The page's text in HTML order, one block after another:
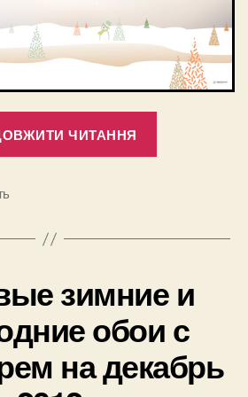
ЧИТАННЯ
календарем
январь
зимние и
обои с
на декабрь